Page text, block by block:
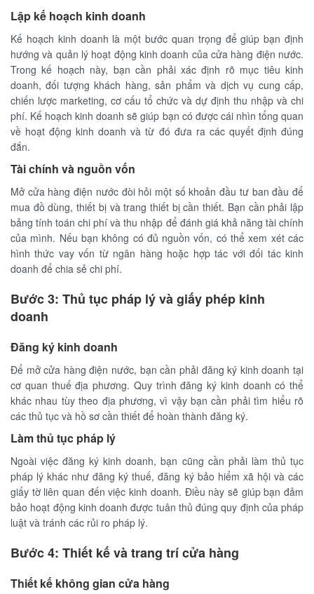
Lập kế hoạch kinh doanh
Kế hoạch kinh doanh là một bước quan trọng để giúp bạn định
hướng và quản lý hoạt động kinh doanh của cửa hàng điện nước.
Trong kế hoạch này, bạn cần phải xác định rõ mục tiêu kinh
doanh, đối tượng khách hàng, sản phẩm và dịch vụ cung cấp,
chiến lược marketing, cơ cấu tổ chức và dự định thu nhập và chi
phí. Kế hoạch kinh doanh sẽ giúp bạn có được cái nhìn tổng quan
về hoạt động kinh doanh và từ đó đưa ra các quyết định đúng
đắn.
Tài chính và nguồn vốn
Mở cửa hàng điện nước đòi hỏi một số khoản đầu tư ban đầu để
mua đồ dùng, thiết bị và trang thiết bị cần thiết. Bạn cần phải lập
bảng tính toán chi phí và thu nhập để đánh giá khả năng tài chính
của mình. Nếu bạn không có đủ nguồn vốn, có thể xem xét các
hình thức vay vốn từ ngân hàng hoặc hợp tác với đối tác kinh
doanh để chia sẻ chi phí.
Bước 3: Thủ tục pháp lý và giấy phép kinh
doanh
Đăng ký kinh doanh
Để mở cửa hàng điện nước, bạn cần phải đăng ký kinh doanh tại
cơ quan thuế địa phương. Quy trình đăng ký kinh doanh có thể
khác nhau tùy theo địa phương, vì vậy bạn cần phải tìm hiểu rõ
các thủ tục và hồ sơ cần thiết để hoàn thành đăng ký.
Làm thủ tục pháp lý
Ngoài việc đăng ký kinh doanh, bạn cũng cần phải làm thủ tục
pháp lý khác như đăng ký thuế, đăng ký bảo hiểm xã hội và các
giấy tờ liên quan đến việc kinh doanh. Điều này sẽ giúp bạn đảm
bảo hoạt động kinh doanh được tuân thủ đúng quy định của pháp
luật và tránh các rủi ro pháp lý.
Bước 4: Thiết kế và trang trí cửa hàng
Thiết kế không gian cửa hàng